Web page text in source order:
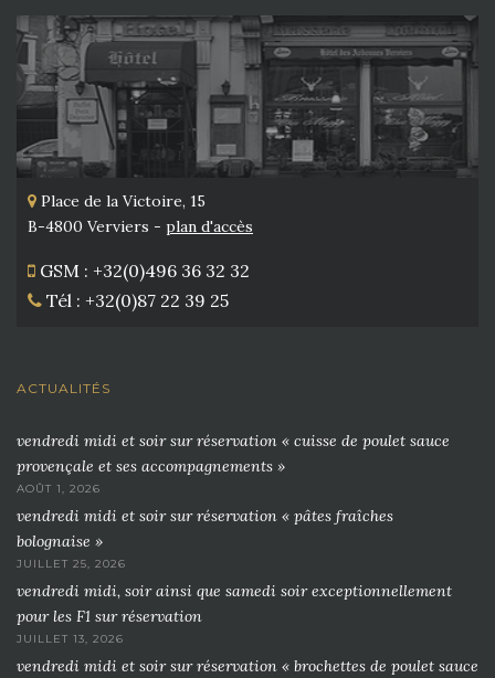
Place de la Victoire, 15
B-4800 Verviers - plan d'accès
GSM : +32(0)496 36 32 32
Tél : +32(0)87 22 39 25
ACTUALITÉS
vendredi midi et soir sur réservation « cuisse de poulet sauce
provençale et ses accompagnements »
AOÛT 1, 2026
vendredi midi et soir sur réservation « pâtes fraîches
bolognaise »
JUILLET 25, 2026
vendredi midi, soir ainsi que samedi soir exceptionnellement
pour les F1 sur réservation
JUILLET 13, 2026
vendredi midi et soir sur réservation « brochettes de poulet sauce